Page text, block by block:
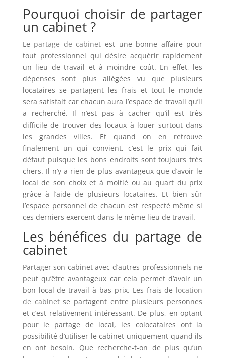
Pourquoi choisir de partager
un cabinet ?
Le partage de cabinetest une bonne affaire pour
tout professionnel qui désire acquérir rapidement
un lieu de travail et à moindre coût. En effet, les
dépenses sont plus allégées vu que plusieurs
locataires se partagent les frais et tout le monde
sera satisfait car chacun aura l’espace de travail qu’il
a recherché. Il n’est pas à cacher qu’il est très
difficile de trouver des locaux à louer surtout dans
les grandes villes. Et quand on en retrouve
finalement un qui convient, c’est le prix qui fait
défaut puisque les bons endroits sont toujours très
chers. Il n’y a rien de plus avantageux que d’avoir le
local de son choix et à moitié ou au quart du prix
grâce à l’aide de plusieurs locataires. Et bien sûr
l’espace personnel de chacun est respecté même si
ces derniers exercent dans le même lieu de travail.
Les bénéfices du partage de
cabinet
Partager son cabinet avec d’autres professionnels ne
peut qu’être avantageux car cela permet d’avoir un
bon local de travail à bas prix. Les frais de location
de cabinetse partagent entre plusieurs personnes
et c’est relativement intéressant. De plus, en optant
pour le partage de local, les colocataires ont la
possibilité d’utiliser le cabinet uniquement quand ils
en ont besoin. Que recherche-t-on de plus qu’un